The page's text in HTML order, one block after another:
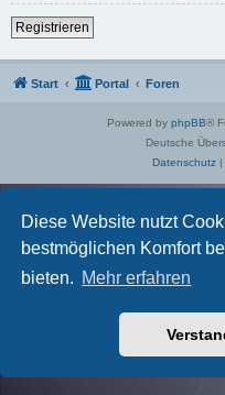
Diese Website nutzt
bestmöglichen Komfort
bieten. Mehr erfahren
Registrieren
Start Portal Foren
Powered by phpBB®
Deutsche
Datenschutz|